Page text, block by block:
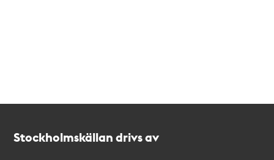
Stockholmskällan drivs av